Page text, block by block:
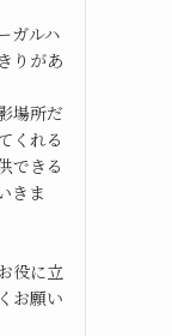
ガルハ
りがあ
場所だ
くれる
できる
きま
役に立
お願い